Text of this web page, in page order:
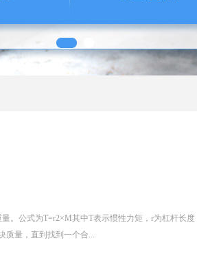
。公式为T=r2×M其中T表示惯性力矩，r为杠杆长
质量，直到找到一个合...